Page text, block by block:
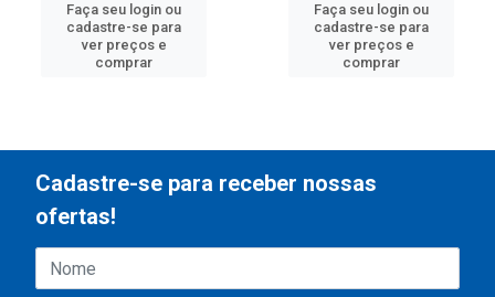
Faça seu login ou
cadastre-se para
ver preços e
comprar
Faça seu login ou
cadastre-se para
ver preços e
comprar
Cadastre-se para receber nossas
ofertas!